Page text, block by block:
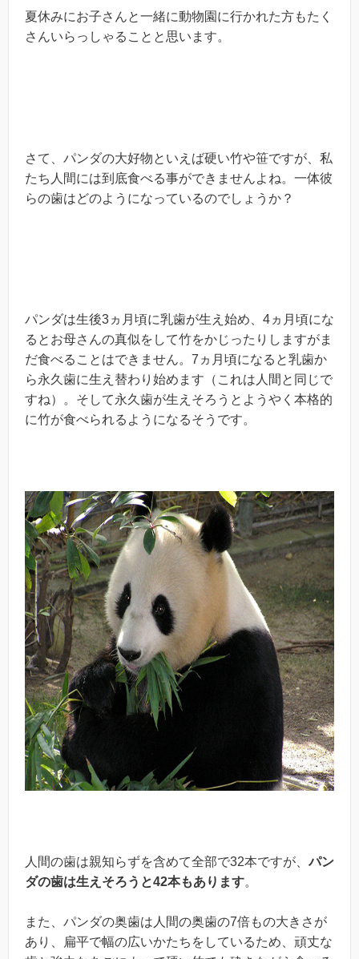
夏休みにお子さんと一緒に動物園に行かれた方もたく
さんいらっしゃることと思います。
さて、パンダの大好物といえば硬い竹や笹ですが、私
たち人間には到底食べる事ができませんよね。一体彼
らの歯はどのようになっているのでしょうか？
パンダは生後3ヵ月頃に乳歯が生え始め、4ヵ月頃にな
るとお母さんの真似をして竹をかじったりしますがま
だ食べることはできません。7ヵ月頃になると乳歯か
ら永久歯に生え替わり始めます（これは人間と同じで
すね）。そして永久歯が生えそろうとようやく本格的
に竹が食べられるようになるそうです。
人間の歯は親知らずを含めて全部で32本ですが、パン
ダの歯は生えそろうと42本もあります。
また、パンダの奥歯は人間の奥歯の7倍もの大きさが
あり、扁平で幅の広いかたちをしているため、頑丈な